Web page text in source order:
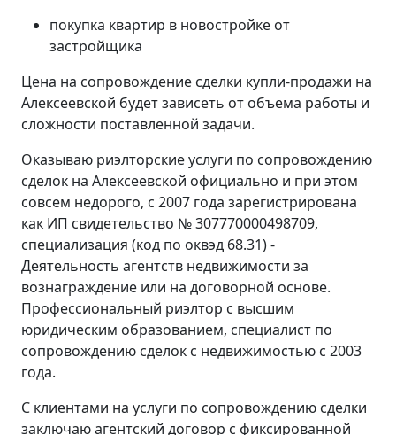
покупка квартир в новостройке от
застройщика
Цена на сопровождение сделки купли-продажи на
Алексеевской будет зависеть от объема работы и
сложности поставленной задачи.
Оказываю риэлторские услуги по сопровождению
сделок на Алексеевской официально и при этом
совсем недорого, с 2007 года зарегистрирована
как ИП свидетельство № 307770000498709,
специализация (код по оквэд 68.31) -
Деятельность агентств недвижимости за
вознаграждение или на договорной основе.
Профессиональный риэлтор с высшим
юридическим образованием, специалист по
сопровождению сделок с недвижимостью с 2003
года.
С клиентами на услуги по сопровождению сделки
заключаю агентский договор с фиксированной